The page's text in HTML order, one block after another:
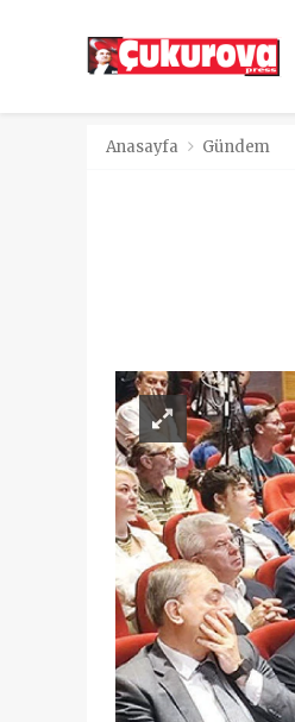
Anasayfa Gündem